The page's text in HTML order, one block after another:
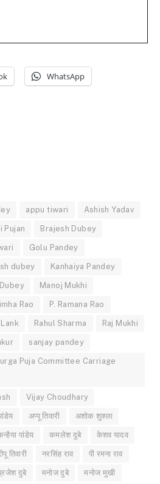
WhatsApp
appu tiwari Ashish Yadav
Pujan Brajesh Dubey
Golu Pandey
dubey Kanhaiya Pandey
Manoj Mukhi
Rao P. Ramana Rao
Rahul Sharma Raj Mukhi
sanjay pandey
Puja Committee Carriage
Vijay Choudhary
अप्पू तिवारी अशोक शुक्ला
पांडेय कमलेश दुबे केशव यादव
तिवारी नरसिंह राव पी रमना राव
दुबे मनोज दुबे मनोज मुखी